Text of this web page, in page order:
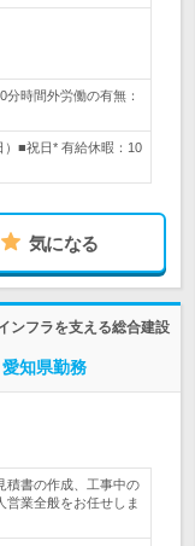
時間外労働の有無：
）■祝日* 有給休暇：10
気になる
ンフラを支える総合建設
知県勤務
積書の作成、工事中の
業全般をお任せしま